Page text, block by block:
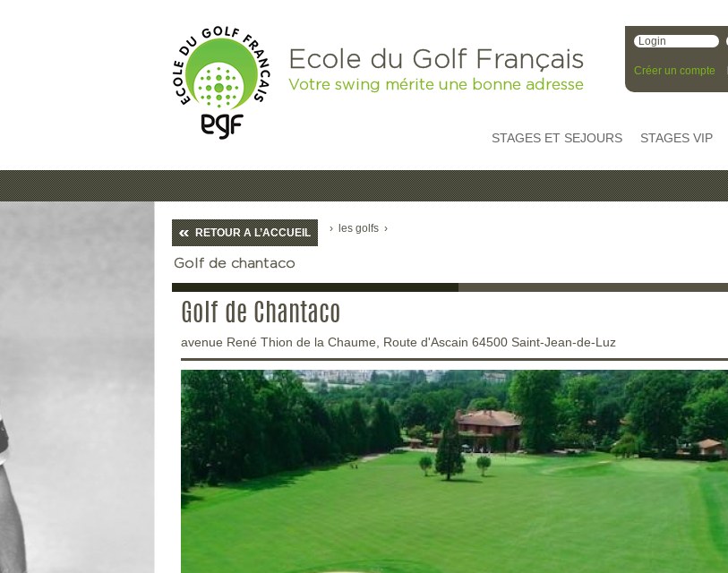
Ecole du Golf Français
Votre swing mérite une bonne adresse
Créer un compte
STAGES ET SEJOURS STAGES VIP
RETOUR A L’ACCUEIL › les golfs ›
Golf de chantaco
Golf de Chantaco
avenue René Thion de la Chaume, Route d'Ascain 64500 Saint-Jean-de-Luz